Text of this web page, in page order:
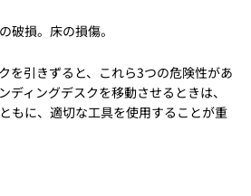
破損。床の損傷。
を引きずると、これら3つの危険性があ
ディングデスクを移動させるときは、
もに、適切な工具を使用することが重